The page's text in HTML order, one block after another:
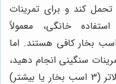
کند و برای تمرینات
خانگی، معمولاً
با قدرت موتور 2 تا 3 اسب بخار کافی هستند. اما
سنگینی انجام دهید،
بهتر است تردمیلی با قدرت موتور بالاتر (3 اسب بخار یا بیشتر)